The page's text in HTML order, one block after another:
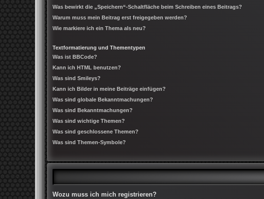
Was bewirkt die „Speichern“-Schaltfläche beim Schreiben eines Beitrags?
Warum muss mein Beitrag erst freigegeben werden?
Wie markiere ich ein Thema als neu?
Textformatierung und Thementypen
Was ist BBCode?
Kann ich HTML benutzen?
Was sind Smileys?
Kann ich Bilder in meine Beiträge einfügen?
Was sind globale Bekanntmachungen?
Was sind Bekanntmachungen?
Was sind wichtige Themen?
Was sind geschlossene Themen?
Was sind Themen-Symbole?
Wozu muss ich mich registrieren?